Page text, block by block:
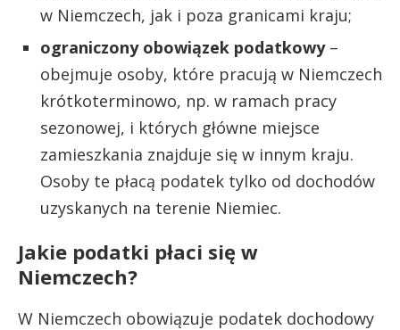
w Niemczech, jak i poza granicami kraju;
ograniczony obowiązek podatkowy–
obejmuje osoby, które pracują w Niemczech
krótkoterminowo, np. w ramach pracy
sezonowej, i których główne miejsce
zamieszkania znajduje się w innym kraju.
Osoby te płacą podatek tylko od dochodów
uzyskanych na terenie Niemiec.
Jakie podatki płaci się w
Niemczech?
W Niemczech obowiązuje podatek dochodowy